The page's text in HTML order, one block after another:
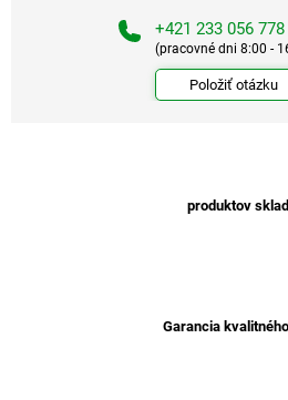
+421 233 056 778
(pracovné dni 8:00 -
Položiť otázku
produktov
Garancia